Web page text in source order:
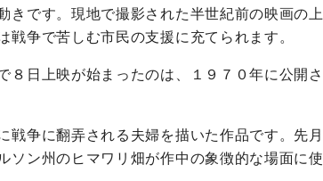
です。現地で撮影された半世紀前の映画の上
争で苦しむ市民の支援に充てられます。
日上映が始まったのは、１９７０年に公開さ
争に翻弄される夫婦を描いた作品です。先月
ソン州のヒマワリ畑が作中の象徴的な場面に使